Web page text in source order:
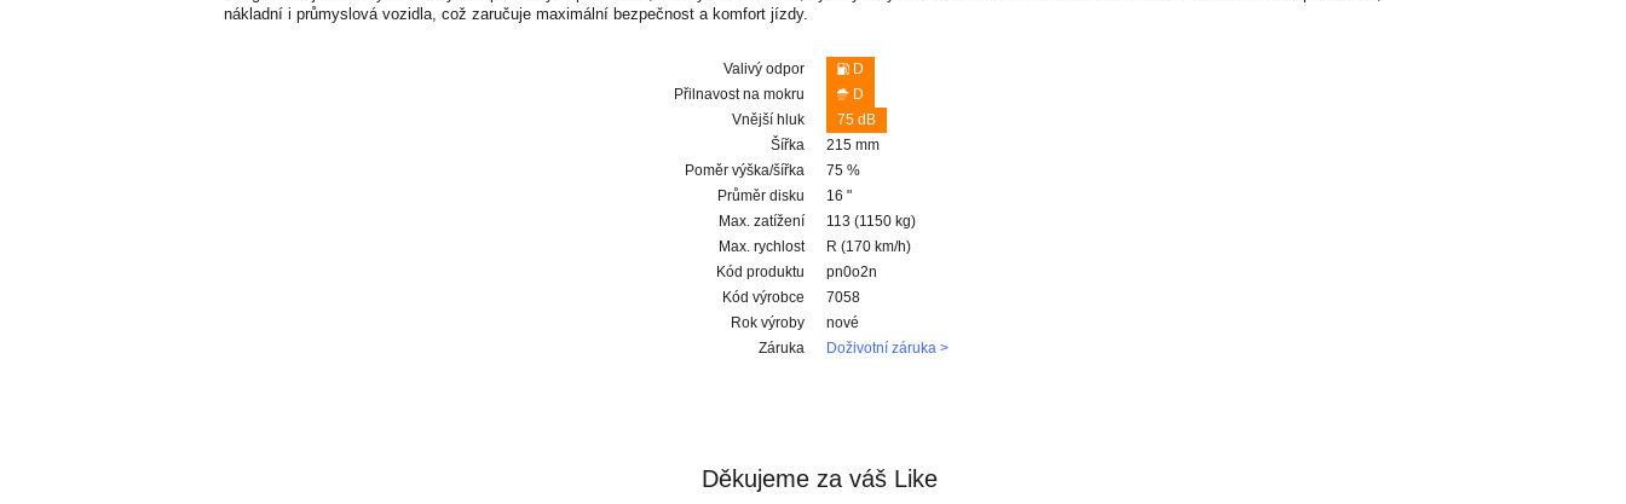
nákladní i průmyslová vozidla, což zaručuje maximální bezpečnost a komfort jízdy.
Valivý odpor
D
Přilnavost na mokru
D
Vnější hluk
75 dB
Šířka
215 mm
Poměr výška/šířka
75 %
Průměr disku
16 "
Max. zatížení
113 (1150 kg)
Max. rychlost
R (170 km/h)
Kód produktu
pn0o2n
Kód výrobce
7058
Rok výroby
nové
Záruka
Doživotní záruka >
Děkujeme za váš Like